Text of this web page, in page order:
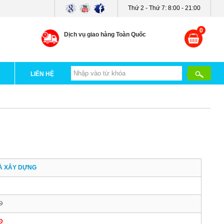
Thứ 2 - Thứ 7: 8:00 - 21:00
Dịch vụ giao hàng Toàn Quốc
0
LIÊN HỆ
XÂY DỰNG